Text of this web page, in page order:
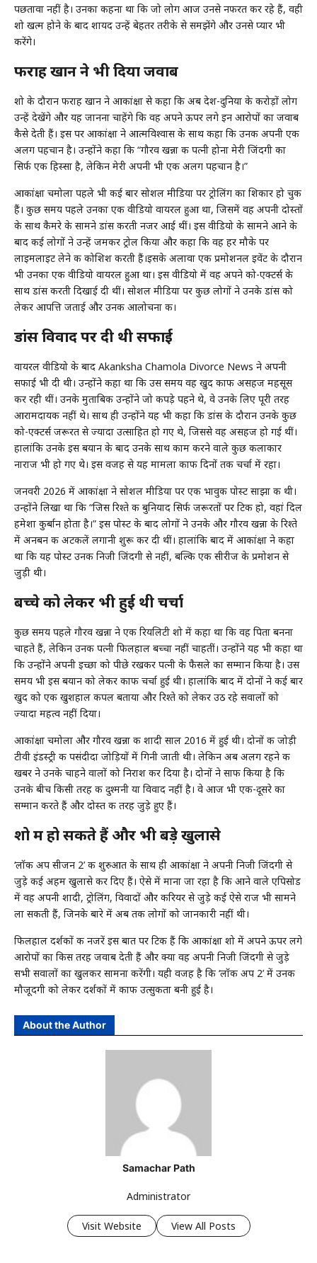
पछतावा नहीं है। उनका कहना था कि जो लोग आज उनसे नफरत कर रहे हैं, वही
शो खत्म होने के बाद शायद उन्हें बेहतर तरीके से समझेंगे और उनसे प्यार भी
करेंगे।
फराह खान ने भी दिया जवाब
शो के दौरान फराह खान ने आकांक्षा से कहा कि अब देश-दुनिया के करोड़ों लोग
उन्हें देखेंगे और यह जानना चाहेंगे कि वह अपने ऊपर लगे इन आरोपों का जवाब
कैसे देती हैं। इस पर आकांक्षा ने आत्मविश्वास के साथ कहा कि उनकी अपनी एक
अलग पहचान है। उन्होंने कहा कि “गौरव खन्ना की पत्नी होना मेरी जिंदगी का
सिर्फ एक हिस्सा है, लेकिन मेरी अपनी भी एक अलग पहचान है।”
आकांक्षा चमोला पहले भी कई बार सोशल मीडिया पर ट्रोलिंग का शिकार हो चुकी
हैं। कुछ समय पहले उनका एक वीडियो वायरल हुआ था, जिसमें वह अपनी दोस्तों
के साथ कैमरे के सामने डांस करती नजर आई थीं। इस वीडियो के सामने आने के
बाद कई लोगों ने उन्हें जमकर ट्रोल किया और कहा कि वह हर मौके पर
लाइमलाइट लेने की कोशिश करती हैं।इसके अलावा एक प्रमोशनल इवेंट के दौरान
भी उनका एक वीडियो वायरल हुआ था। इस वीडियो में वह अपने को-एक्टर्स के
साथ डांस करती दिखाई दी थीं। सोशल मीडिया पर कुछ लोगों ने उनके डांस को
लेकर आपत्ति जताई और उनकी आलोचना की।
डांस विवाद पर दी थी सफाई
वायरल वीडियो के बाद Akanksha Chamola Divorce News ने अपनी
सफाई भी दी थी। उन्होंने कहा था कि उस समय वह खुद काफी असहज महसूस
कर रही थीं। उनके मुताबिक उन्होंने जो कपड़े पहने थे, वे उनके लिए पूरी तरह
आरामदायक नहीं थे। साथ ही उन्होंने यह भी कहा कि डांस के दौरान उनके कुछ
को-एक्टर्स जरूरत से ज्यादा उत्साहित हो गए थे, जिससे वह असहज हो गई थीं।
हालांकि उनके इस बयान के बाद उनके साथ काम करने वाले कुछ कलाकार
नाराज भी हो गए थे। इस वजह से यह मामला काफी दिनों तक चर्चा में रहा।
जनवरी 2026 में आकांक्षा ने सोशल मीडिया पर एक भावुक पोस्ट साझा की थी।
उन्होंने लिखा था कि “जिस रिश्ते की बुनियाद सिर्फ जरूरतों पर टिकी हो, वहां दिल
हमेशा कुर्बान होता है।” इस पोस्ट के बाद लोगों ने उनके और गौरव खन्ना के रिश्ते
में अनबन की अटकलें लगानी शुरू कर दी थीं। हालांकि बाद में आकांक्षा ने कहा
था कि यह पोस्ट उनकी निजी जिंदगी से नहीं, बल्कि एक सीरीज के प्रमोशन से
जुड़ी थी।
बच्चे को लेकर भी हुई थी चर्चा
कुछ समय पहले गौरव खन्ना ने एक रियलिटी शो में कहा था कि वह पिता बनना
चाहते हैं, लेकिन उनकी पत्नी फिलहाल बच्चा नहीं चाहतीं। उन्होंने यह भी कहा था
कि उन्होंने अपनी इच्छा को पीछे रखकर पत्नी के फैसले का सम्मान किया है। उस
समय भी इस बयान को लेकर काफी चर्चा हुई थी। हालांकि बाद में दोनों ने कई बार
खुद को एक खुशहाल कपल बताया और रिश्ते को लेकर उठ रहे सवालों को
ज्यादा महत्व नहीं दिया।
आकांक्षा चमोला और गौरव खन्ना की शादी साल 2016 में हुई थी। दोनों की जोड़ी
टीवी इंडस्ट्री की पसंदीदा जोड़ियों में गिनी जाती थी। लेकिन अब अलग रहने की
खबर ने उनके चाहने वालों को निराश कर दिया है। दोनों ने साफ किया है कि
उनके बीच किसी तरह की दुश्मनी या विवाद नहीं है। वे आज भी एक-दूसरे का
सम्मान करते हैं और दोस्त की तरह जुड़े हुए हैं।
शो में हो सकते हैं और भी बड़े खुलासे
‘लॉक अप सीजन 2’ की शुरुआत के साथ ही आकांक्षा ने अपनी निजी जिंदगी से
जुड़े कई अहम खुलासे कर दिए हैं। ऐसे में माना जा रहा है कि आने वाले एपिसोड
में वह अपनी शादी, ट्रोलिंग, विवादों और करियर से जुड़े कई ऐसे राज भी सामने
ला सकती हैं, जिनके बारे में अब तक लोगों को जानकारी नहीं थी।
फिलहाल दर्शकों की नजरें इस बात पर टिकी हैं कि आकांक्षा शो में अपने ऊपर लगे
आरोपों का किस तरह जवाब देती हैं और क्या वह अपनी निजी जिंदगी से जुड़े
सभी सवालों का खुलकर सामना करेंगी। यही वजह है कि ‘लॉक अप 2’ में उनकी
मौजूदगी को लेकर दर्शकों में काफी उत्सुकता बनी हुई है।
About the Author
Samachar Path
Administrator
Visit Website View All Posts